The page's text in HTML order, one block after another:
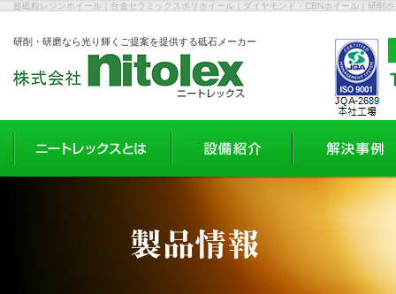
超砥粒レジンホイール｜台金セラミックスポリホイール｜ダイヤモンド・CBNホイール｜研削
研削・研磨なら光り輝くご提案を提供する砥石メーカー